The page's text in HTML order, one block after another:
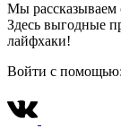
Мы рассказываем
Здесь выгодные
лайфхаки!
Войти с помощью: